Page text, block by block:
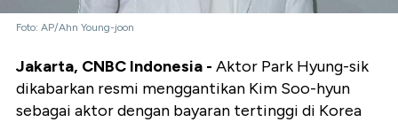
Foto: AP/Ahn Young-joon
Jakarta, CNBC Indonesia - Aktor Park Hyung-sik
dikabarkan resmi menggantikan Kim Soo-hyun
sebagai aktor dengan bayaran tertinggi di Korea